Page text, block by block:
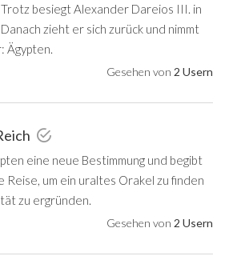
besiegt Alexander Dareios III. in
zieht er sich zurück und nimmt
Ägypten.
Gesehen von 2 Usern
eine neue Bestimmung und begibt
Reise, um ein uraltes Orakel zu finden
zu ergründen.
Gesehen von 2 Usern